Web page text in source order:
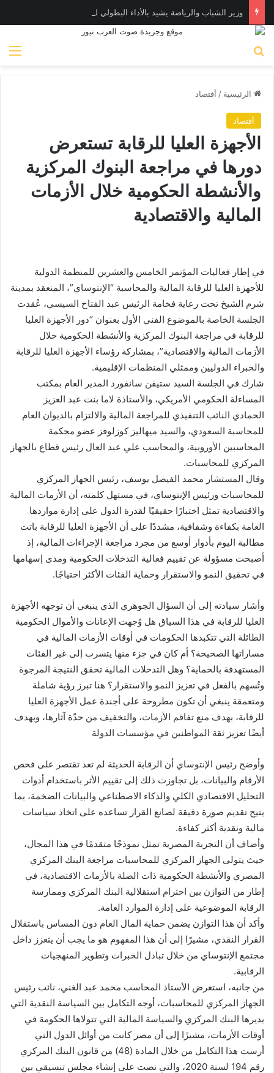
الرئيسية / أقتصاد
أقتصاد
الأجهزة العليا للرقابة تستعرض
دورها في مراجعة البنوك المركزية
والأنشطة الحكومية خلال الأزمات
المالية والاقتصادية
في إطار فعاليات المؤتمر الخامس والعشرين للمنظمة الدولية
للأجهزة العليا للرقابة المالية والمحاسبة “الإنتوساي”، المنعقد بمدينة
شرم الشيخ تحت رعاية فخامة الرئيس عبد الفتاح السيسي، عُقدت
الجلسة الخاصة بالموضوع الفني الأول بعنوان “دور الأجهزة العليا
للرقابة في مراجعة البنوك المركزية والأنشطة الحكومية خلال
الأزمات المالية والاقتصادية”، بمشاركة رؤساء الأجهزة العليا للرقابة
والخبراء الدوليين وممثلي المنظمات الإقليمية.
شارك في الجلسة السيد ستيفن سانفورد المدير العام بمكتب
المساءلة الحكومي الأمريكي، والأستاذة لاما بنت عبد العزيز
الحمادي النائب التنفيذي للمراجعة المالية والالتزام بالديوان العام
للمحاسبة السعودي، والسيد ميهاليز كوزلوفز عضو محكمة
المحاسبين الأوروبية، والمحاسب علي عبد العال رئيس قطاع بالجهاز
المركزي للمحاسبات.
وقال المستشار محمد الفيصل يوسف، رئيس الجهاز المركزي
للمحاسبات ورئيس الإنتوساي، في مستهل كلمته، أن الأزمات المالية
والاقتصادية تمثل اختبارًا حقيقيًا لقدرة الدول على إدارة مواردها
العامة بكفاءة وشفافية، مشددًا على أن الأجهزة العليا للرقابة باتت
مطالبة اليوم بأدوار أوسع من مجرد مراجعة الإجراءات المالية، إذ
أصبحت مسؤولة عن تقييم فعالية التدخلات الحكومية ومدى إسهامها
في تحقيق النمو والاستقرار وحماية الفئات الأكثر احتياجًا.
وأشار سيادته إلى أن السؤال الجوهري الذي ينبغي أن توجهه الأجهزة
العليا للرقابة في هذا السياق هل وُجهت الإعانات والأموال الحكومية
الطائلة التي تتكبدها الحكومات في أوقات الأزمات المالية في
مساراتها الصحيحة؟ أم كان في جزء منها يتسرب إلى غير الفئات
المستهدفة بالحماية؟ وهل التدخلات المالية تحقق النتيجة المرجوة
وتُسهم بالفعل في تعزيز النمو والاستقرار؟ هنا تبرز رؤية شاملة
ومتعمقة ينبغي أن تكون مطروحة على أجندة عمل الأجهزة العليا
للرقابة، بهدف منع تفاقم الأزمات، والتخفيف من حدّة آثارها، وبهدف
أيضًا تعزيز ثقة المواطنين في مؤسسات الدولة
وأوضح رئيس الإنتوساي أن الرقابة الحديثة لم تعد تقتصر على فحص
الأرقام والبيانات، بل تجاوزت ذلك إلى تقييم الأثر باستخدام أدوات
التحليل الاقتصادي الكلي والذكاء الاصطناعي والبيانات الضخمة، بما
يتيح تقديم صورة دقيقة لصانع القرار تساعده على اتخاذ سياسات
مالية ونقدية أكثر كفاءة.
وأضاف أن التجربة المصرية تمثل نموذجًا متقدمًا في هذا المجال،
حيث يتولى الجهاز المركزي للمحاسبات مراجعة البنك المركزي
المصري والأنشطة الحكومية ذات الصلة بالأزمات الاقتصادية، في
إطار من التوازن بين احترام استقلالية البنك المركزي وممارسة
الرقابة الموضوعية على إدارة الموارد العامة.
وأكد أن هذا التوازن يضمن حماية المال العام دون المساس باستقلال
القرار النقدي، مشيرًا إلى أن هذا المفهوم هو ما يجب أن يتعزز داخل
مجتمع الإنتوساي من خلال تبادل الخبرات وتطوير المنهجيات
الرقابية.
من جانبه، استعرض الأستاذ المحاسب محمد عبد الغني، نائب رئيس
الجهاز المركزي للمحاسبات، أوجه التكامل بين السياسة النقدية التي
يديرها البنك المركزي والسياسة المالية التي تتولاها الحكومة في
أوقات الأزمات، مشيرًا إلى أن مصر كانت من أوائل الدول التي
أرست هذا التكامل من خلال المادة (48) من قانون البنك المركزي
رقم 194 لسنة 2020، والتي نصت على إنشاء مجلس تنسيقي بين